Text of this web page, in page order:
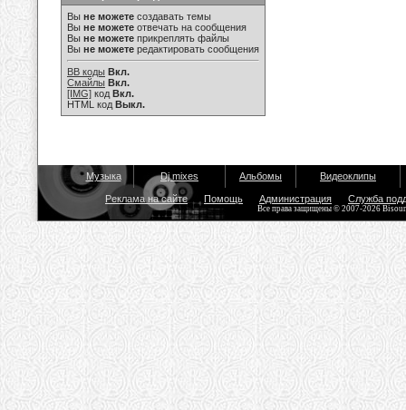
Вы не можете создавать темы
Вы не можете отвечать на сообщения
Вы не можете прикреплять файлы
Вы не можете редактировать сообщения
BB коды Вкл.
Смайлы Вкл.
[IMG] код Вкл.
HTML код Выкл.
Музыка Dj mixes Альбомы Видеоклипы
Реклама на сайте Помощь Администрация Служба
Все права защищены © 2007-2026